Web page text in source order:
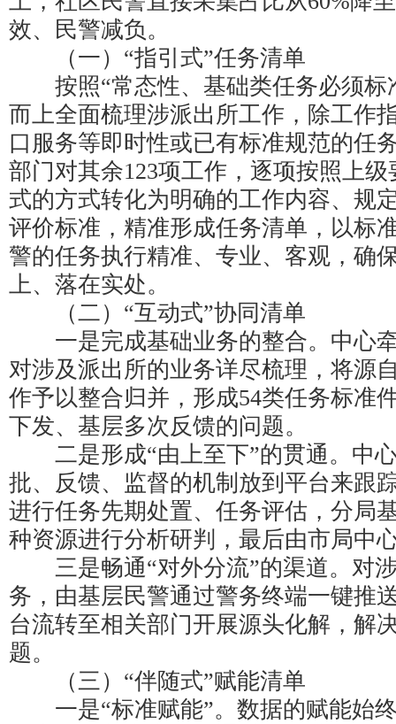
效、民警减负。
（一）“指引式”任务清单
按照“常态性、基础类任务必须标
而上全面梳理涉派出所工作，除工作
口服务等即时性或已有标准规范的任
部门对其余123项工作，逐项按照上
式的方式转化为明确的工作内容、规
评价标准，精准形成任务清单，以标
警的任务执行精准、专业、客观，确
上、落在实处。
（二）“互动式”协同清单
一是完成基础业务的整合。中心
对涉及派出所的业务详尽梳理，将源
作予以整合归并，形成54类任务标准
下发、基层多次反馈的问题。
二是形成“由上至下”的贯通。中
批、反馈、监督的机制放到平台来跟
进行任务先期处置、任务评估，分局
种资源进行分析研判，最后由市局中
三是畅通“对外分流”的渠道。对
务，由基层民警通过警务终端一键推
台流转至相关部门开展源头化解，解
题。
（三）“伴随式”赋能清单
一是“标准赋能”。数据的赋能始